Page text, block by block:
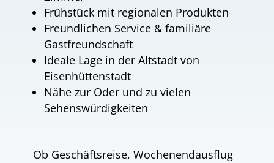
Frühstück mit regionalen Produkten
Freundlichen Service & familiäre
Gastfreundschaft
Ideale Lage in der Altstadt von
Eisenhüttenstadt
Nähe zur Oder und zu vielen
Sehenswürdigkeiten
Ob Geschäftsreise, Wochenendausflug